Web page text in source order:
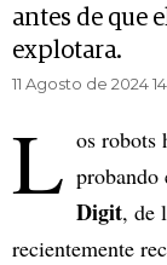
antes de que
explotara.
11 Agosto de 2024
L os robots
probando
Digit, de
recientemente